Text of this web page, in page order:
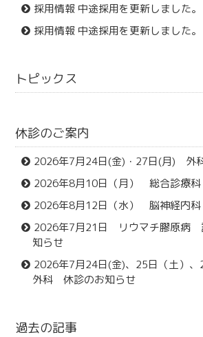
採用情報 中途採用を更新しました。
採用情報 中途採用を更新しました。
トピックス
休診のご案内
2026年7月24日(金)・27日(月) 外
2026年8月10日（月） 総合診療
2026年8月12日（水） 脳神経内
2026年7月21日 リウマチ膠原病
知らせ
2026年7月24日(金)、25日（土）
外科 休診のお知らせ
過去の記事